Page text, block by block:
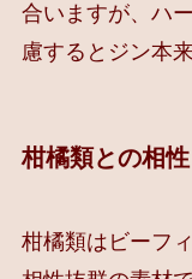
合いますが、ハ
慮するとジン本
柑橘類との相
柑橘類はビーフ